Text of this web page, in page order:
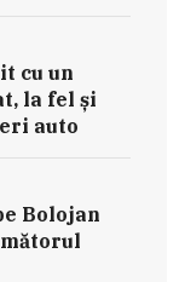
cu un
la fel și
auto
Bolojan